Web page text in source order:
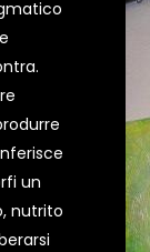
un
nutrito